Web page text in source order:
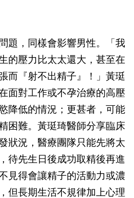
題，同樣會影響男性。「我
的壓力比太太還大，甚至在
而『射不出精子』！」黃珽
面對工作或不孕治療的高壓
降低的情況；更甚者，可能
困難。黃珽琦醫師分享臨床
狀況，醫療團隊只能先將太
待先生日後成功取精後再進
見得會讓精子的活動力或濃
但長期生活不規律加上心理